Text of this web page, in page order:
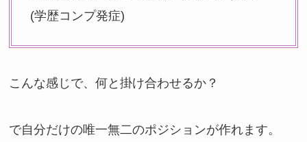
(学歴コンプ発症)
こんな感じで、何と掛け合わせるか？
で自分だけの唯一無二のポジションが作れます。